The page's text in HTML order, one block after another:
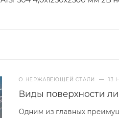
О НЕРЖАВЕЮЩЕЙ СТАЛИ — 13
Виды поверхности
Одним из главных